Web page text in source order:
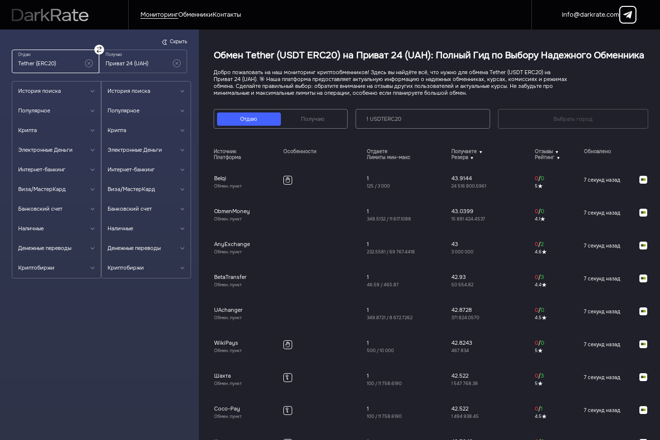
МониторингОбменникиКонтакты info@darkrate.com
Отдаю Получаю
История поиска
Популярное
Крипта
Электронные Деньги
Интернет-банкинг
Виза/МастерКард
Банковский счет
Наличные
Денежные переводы
Криптобиржи
История поиска
Популярное
Крипта
Электронные Деньги
Интернет-банкинг
Виза/МастерКард
Банковский счет
Наличные
Денежные переводы
Криптобиржи
Скрыть
Обмен Tether (USDT ERC20) на Приват 24 (UAH): Полный Гид по Выбору Надежного Обменника
Добро пожаловать на наш мониторинг криптообменников! Здесь вы найдёте всё, что нужно для обмена Tether (USDT ERC20) на
Приват 24 (UAH). 🎯 Наша платформа предоставляет актуальную информацию о надежных обменниках, курсах, комиссиях и режимах
обмена. Сделайте правильный выбор: обратите внимание на отзывы других пользователей и актуальные курсы. Не забудьте про
минимальные и максимальные лимиты на операции, особенно если планируете большой обмен.
Отдаю Получаю 1 USDTERC20 Выбрать город
Источник
Платформа
Особенности
Отдаете
Лимиты мин-макс
Получаете
Резерв
Отзывы
Рейтинг
Обновлено
Belqi
Обмен. пункт
1
125 /3 000
43.9144
24 516 800.5961
0/0
5
7 секунд назад
ObmenMoney
Обмен. пункт
1
348.5132 /11 617.1088
43.0399
15 881 424.4537
0/0
4.1
7 секунд назад
AnyExchange
Обмен. пункт
1
232.5581 /69 767.4418
43
3 000 000
0/2
4.6
7 секунд назад
BetaTransfer
Обмен. пункт
1
46.59 /465.87
42.93
50 554.82
0/3
4.4
7 секунд назад
UAchanger
Обмен. пункт
1
349.8721 /8 672.7262
42.8728
371 824.0570
0/0
4.5
7 секунд назад
WikiPays
Обмен. пункт
1
500 /10 000
42.8243
467 834
0/0
5
7 секунд назад
Шахта
Обмен. пункт
1
100 /11 758.6190
42.522
1 547 768.39
0/3
5
7 секунд назад
Coco-Pay
Обмен. пункт
1
100 /11 758.6190
42.522
1 494 938.45
0/1
4.5
7 секунд назад